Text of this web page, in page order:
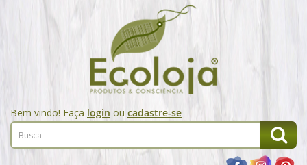
Bem vindo! Faça login ou cadastre-se